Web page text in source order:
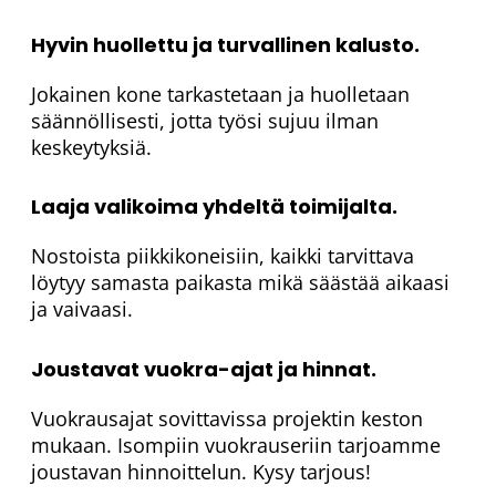
Hyvin huollettu ja turvallinen kalusto.
Jokainen kone tarkastetaan ja huolletaan
säännöllisesti, jotta työsi sujuu ilman
keskeytyksiä.
Laaja valikoima yhdeltä toimijalta.
Nostoista piikkikoneisiin, kaikki tarvittava
löytyy samasta paikasta mikä säästää aikaasi
ja vaivaasi.
Joustavat vuokra-ajat ja hinnat.
Vuokrausajat sovittavissa projektin keston
mukaan. Isompiin vuokrauseriin tarjoamme
joustavan hinnoittelun. Kysy tarjous!